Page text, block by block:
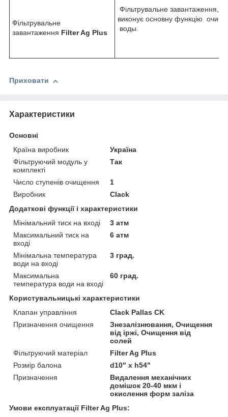
Фільтрувальне
завантаження Filter Ag Plus
Фільтрувальне завантаження,
виконує основну функцію
воды.
Приховати
Характеристики
Основні
Країна виробник
Україна
Фільтруючий модуль у
комплекті
Так
Число ступенів очищення
1
Виробник
Clack
Додаткові функції і характеристики
Мінімальний тиск на вході
3 атм
Максимальний тиск на
вході
6 атм
Мінімальна температура
води на вході
3 град.
Максимальна
температура води на вході
60 град.
Користувальницькі характеристики
Клапан управління
Clack Pallas CK
Призначення очищення
Знезалізнювання, Очищення
від іржі, Очищення від
солей
Фільтруючий матеріал
Filter Ag Plus
Розмір балона
d10" x h54"
Призначення
Видалення механічних
домішок 20-40 мкм і
окислення форм заліза
Умови експлуатації Filter Ag Plus: